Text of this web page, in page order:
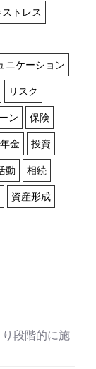
ストレス
ニケーション
リスク
ン 保険
年金 投資
動 相続
資産形成
段階的に施